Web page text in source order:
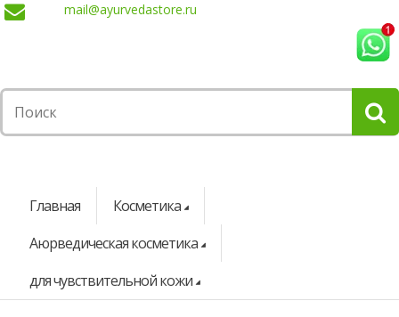
mail@ayurvedastore.ru
Главная
Косметика
Аюрведическая косметика
для чувствительной кожи